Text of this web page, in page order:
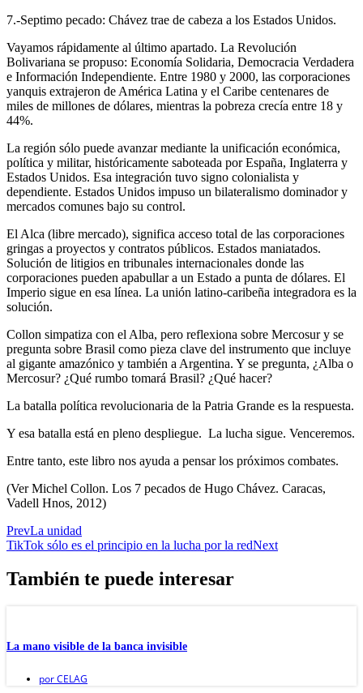
7.-Septimo pecado: Chávez trae de cabeza a los Estados Unidos.
Vayamos rápidamente al último apartado. La Revolución
Bolivariana se propuso: Economía Solidaria, Democracia Verdadera
e Información Independiente. Entre 1980 y 2000, las corporaciones
yanquis extrajeron de América Latina y el Caribe centenares de
miles de millones de dólares, mientras la pobreza crecía entre 18 y
44%.
La región sólo puede avanzar mediante la unificación económica,
política y militar, históricamente saboteada por España, Inglaterra y
Estados Unidos. Esa integración tuvo signo colonialista y
dependiente. Estados Unidos impuso un bilateralismo dominador y
mercados comunes bajo su control.
El Alca (libre mercado), significa acceso total de las corporaciones
gringas a proyectos y contratos públicos. Estados maniatados.
Solución de litigios en tribunales internacionales donde las
corporaciones pueden apabullar a un Estado a punta de dólares. El
Imperio sigue en esa línea. La unión latino-caribeña integradora es la
solución.
Collon simpatiza con el Alba, pero reflexiona sobre Mercosur y se
pregunta sobre Brasil como pieza clave del instrumento que incluye
al gigante amazónico y también a Argentina. Y se pregunta, ¿Alba o
Mercosur? ¿Qué rumbo tomará Brasil? ¿Qué hacer?
La batalla política revolucionaria de la Patria Grande es la respuesta.
Y esa batalla está en pleno despliegue. La lucha sigue. Venceremos.
Entre tanto, este libro nos ayuda a pensar los próximos combates.
(Ver Michel Collon. Los 7 pecados de Hugo Chávez. Caracas,
Vadell Hnos, 2012)
PrevLa unidad
TikTok sólo es el principio en la lucha por la redNext
También te puede interesar
La mano visible de la banca invisible
porCELAG